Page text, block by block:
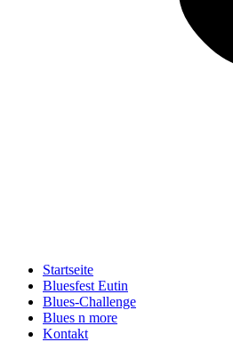
Startseite
Bluesfest Eutin
Blues-Challenge
Blues n more
Kontakt